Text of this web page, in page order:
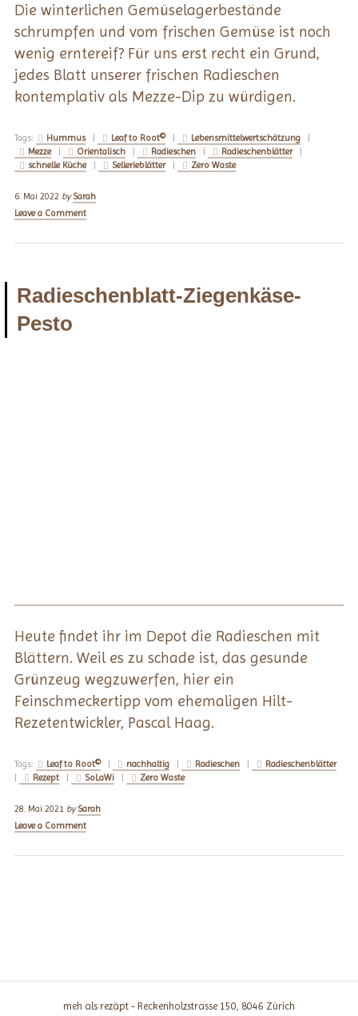
Die winterlichen Gemüselagerbestände
schrumpfen und vom frischen Gemüse ist noch
wenig erntereif? Für uns erst recht ein Grund,
jedes Blatt unserer frischen Radieschen
kontemplativ als Mezze-Dip zu würdigen.
Tags: Hummus | Leaf to Root© | Lebensmittelwertschätzung
|
Mezze
| Orientalisch | Radieschen | Radieschenblätter
|
schnelle Küche
| Sellerieblätter | Zero Waste
6. Mai 2022 by Sarah
Leave a Comment
Radieschenblatt-Ziegenkäse-
Pesto
Heute findet ihr im Depot die Radieschen mit
Blättern. Weil es zu schade ist, das gesunde
Grünzeug wegzuwerfen, hier ein
Feinschmeckertipp vom ehemaligen Hilt-
Rezetentwickler, Pascal Haag.
Tags: Leaf to Root© | nachhaltig | Radieschen |
Radieschenblätter
|
Rezept | SoLaWi | Zero Waste
28. Mai 2021 by Sarah
Leave a Comment
meh als rezäpt - Reckenholzstrasse 150, 8046 Zürich